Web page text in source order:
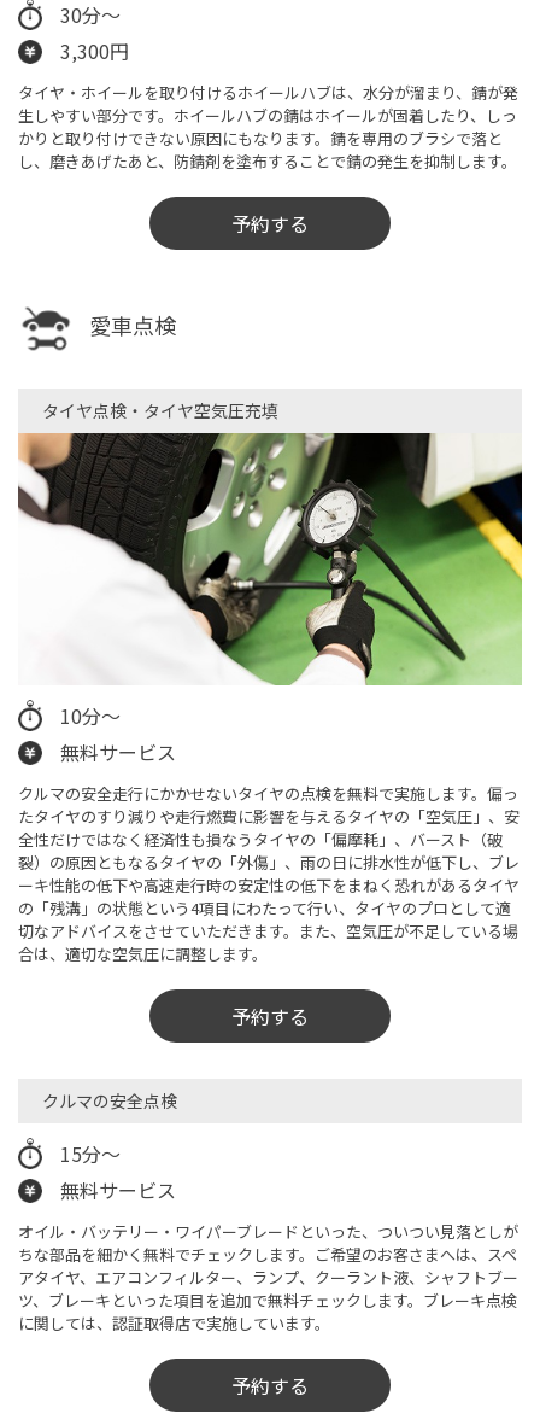
30分〜
3,300円
タイヤ・ホイールを取り付けるホイールハブは、水分が溜まり、錆が発
生しやすい部分です。ホイールハブの錆はホイールが固着したり、しっ
かりと取り付けできない原因にもなります。錆を専用のブラシで落と
し、磨きあげたあと、防錆剤を塗布することで錆の発生を抑制します。
予約する
愛車点検
タイヤ点検・タイヤ空気圧充填​
10分～
無料サービス
クルマの安全走行にかかせないタイヤの点検を無料で実施します。偏っ
たタイヤのすり減りや走行燃費に影響を与えるタイヤの「空気圧」、安
全性だけではなく経済性も損なうタイヤの「偏摩耗」、バースト（破
裂）の原因ともなるタイヤの「外傷」、雨の日に排水性が低下し、ブレ
ーキ性能の低下や高速走行時の安定性の低下をまねく恐れがあるタイヤ
の「残溝」の状態という4項目にわたって行い、タイヤのプロとして適
切なアドバイスをさせていただきます。また、空気圧が不足している場
合は、適切な空気圧に調整します。
予約する
クルマの安全点検​
15分～
無料サービス
オイル・バッテリー・ワイパーブレードといった、ついつい見落としが
ちな部品を細かく無料でチェックします。ご希望のお客さまへは、スペ
アタイヤ、エアコンフィルター、ランプ、クーラント液、シャフトブー
ツ、ブレーキといった項目を追加で無料チェックします。ブレーキ点検
に関しては、認証取得店で実施しています。
予約する